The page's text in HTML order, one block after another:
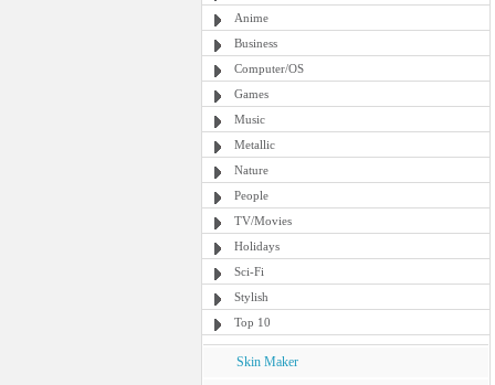
Anime
Business
Computer/OS
Games
Music
Metallic
Nature
People
TV/Movies
Holidays
Sci-Fi
Stylish
Top 10
Skin Maker